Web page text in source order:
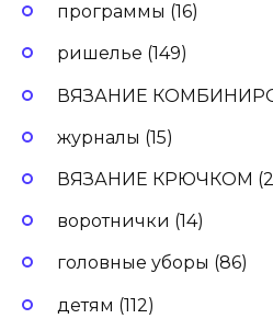
программы (16)
ришелье (149)
ВЯЗАНИЕ
журналы (15)
ВЯЗАНИЕ КРЮЧКОМ
воротнички (14)
головные уборы (86)
детям (112)